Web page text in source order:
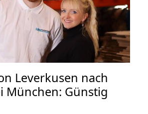
Leverkusen nach
München: Günstig